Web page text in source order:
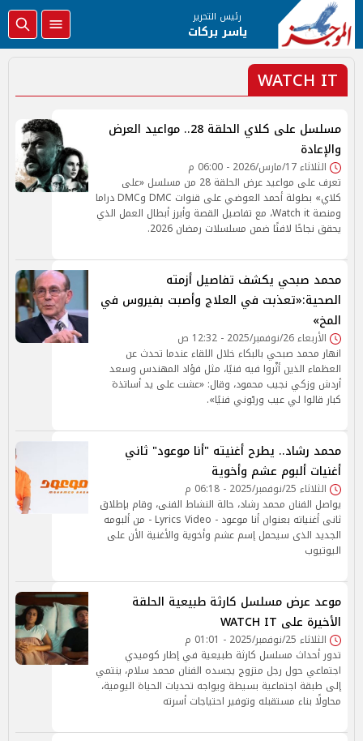
رئيس التحرير
ياسر بركات
WATCH IT
مسلسل على كلاي الحلقة 28.. مواعيد العرض
والإعادة
الثلاثاء 17/مارس/2026 - 06:00 م
تعرف على مواعيد عرض الحلقة 28 من مسلسل «على
كلاي» بطولة أحمد العوضي على قنوات DMC وDMC دراما
ومنصة Watch it، مع تفاصيل القصة وأبرز أبطال العمل الذي
يحقق نجاحًا لافتًا ضمن مسلسلات رمضان 2026.
محمد صبحي يكشف تفاصيل أزمته
الصحية:«تعذبت في العلاج وأصبت بفيروس في
المخ»
الأربعاء 26/نوفمبر/2025 - 12:32 ص
انهار محمد صبحي بالبكاء خلال اللقاء عندما تحدث عن
العظماء الذين أثّروا فيه فنيًا، مثل فؤاد المهندس وسعد
أردش وزكي نجيب محمود، وقال: «عشت على يد أساتذة
كبار قالوا لي عيب وربّوني فنيًا».
محمد رشاد.. يطرح أغنيته "أنا موعود" ثاني
أغنيات ألبوم عشم وأخوية
الثلاثاء 25/نوفمبر/2025 - 06:18 م
يواصل الفنان محمد رشاد، حالة النشاط الفنى، وقام بإطلاق
ثانى أغنياته بعنوان أنا موعود - Lyrics Video - من ألبومه
الجديد الذى سيحمل إسم عشم وأخوية والأغنية الأن على
اليوتيوب
موعد عرض مسلسل كارثة طبيعية الحلقة
الأخيرة على WATCH IT
الثلاثاء 25/نوفمبر/2025 - 01:01 م
تدور أحداث مسلسل كارثة طبيعية في إطار كوميدي
اجتماعي حول رجل متزوج يجسده الفنان محمد سلام، ينتمي
إلى طبقة اجتماعية بسيطة ويواجه تحديات الحياة اليومية،
محاولًا بناء مستقبله وتوفير احتياجات أسرته